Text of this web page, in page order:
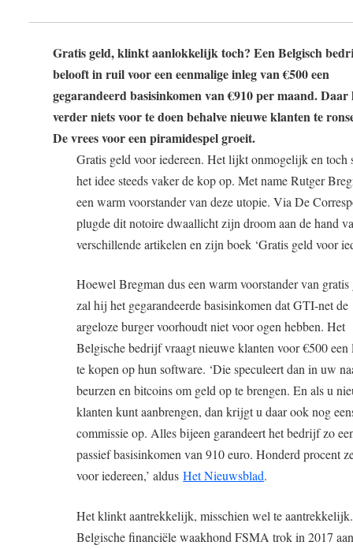
Gratis geld, klinkt aanlokkelijk toch? Een Belgisch
belooft in ruil voor een eenmalige inleg van €500 een
gegarandeerd basisinkomen van €910 per maand. Daar
verder niets voor te doen behalve nieuwe klanten te
De vrees voor een piramidespel groeit.
Gratis geld voor iedereen. Het lijkt onmogelijk en toch
het idee steeds vaker de kop op. Met name Rutger
een warm voorstander van deze utopie. Via De
plugde dit notoire dwaallicht zijn droom aan de hand
verschillende artikelen en zijn boek ‘Gratis geld voor
Hoewel Bregman dus een warm voorstander van gratis
zal hij het gegarandeerde basisinkomen dat GTI-net de
argeloze burger voorhoudt niet voor ogen hebben. Het
Belgische bedrijf vraagt nieuwe klanten voor €500 een
te kopen op hun software. ‘Die speculeert dan in uw
beurzen en bitcoins om geld op te brengen. En als u
klanten kunt aanbrengen, dan krijgt u daar ook nog
commissie op. Alles bijeen garandeert het bedrijf zo
passief basisinkomen van 910 euro. Honderd procent
voor iedereen,’ aldusHet Nieuwsblad.
Het klinkt aantrekkelijk, misschien wel te
Belgische financiële waakhond FSMA trok in 2017